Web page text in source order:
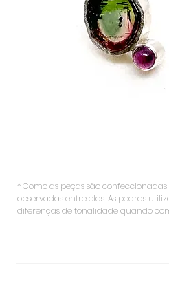
* Como as peças são
observadas entre elas. As pedras
diferenças de tonalidade quando